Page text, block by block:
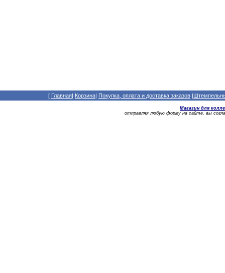
[ Главная| Корзина| Покупка, оплата и доставка заказов |
Магазин для
отправляя любую форму на сайте, вы